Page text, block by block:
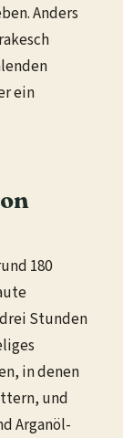
Anders
ein
180
Stunden
in denen
und
Arganöl-